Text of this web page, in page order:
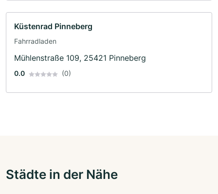
Küstenrad Pinneberg
Fahrradladen
Mühlenstraße 109, 25421 Pinneberg
0.0 (0)
Städte in der Nähe